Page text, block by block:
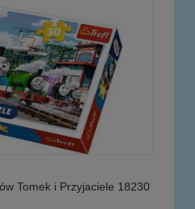
Tomek i Przyjaciele 18230